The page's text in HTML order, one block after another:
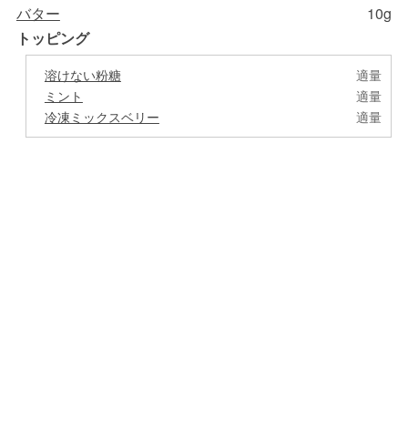
バター
10g
トッピング
溶けない粉糖
適量
ミント
適量
冷凍ミックスベリー
適量